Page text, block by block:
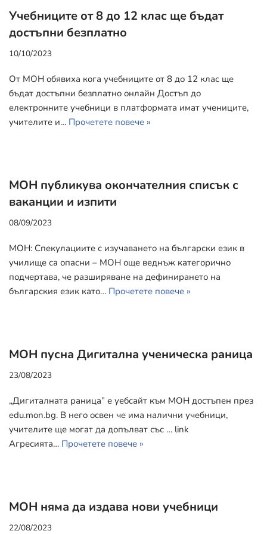
Учебниците от 8 до 12 клас ще бъдат
достъпни безплатно
10/10/2023
От МОН обявиха кога учебниците от 8 до 12 клас ще
бъдат достъпни безплатно онлайн Достъп до
електронните учебници в платформата имат учениците,
учителите и… Прочетете повече »
МОН публикува окончателния списък с
ваканции и изпити
08/09/2023
МОН: Спекулациите с изучаването на български език в
училище са опасни – МОН още веднъж категорично
подчертава, че разширяване на дефинирането на
българския език като… Прочетете повече »
МОН пусна Дигитална ученическа раница
23/08/2023
„Дигиталната раница” е уебсайт към МОН достъпен през
edu.mon.bg. В него освен че има налични учебници,
учителите ще могат да допълват със … link
Агресията… Прочетете повече »
МОН няма да издава нови учебници
22/08/2023